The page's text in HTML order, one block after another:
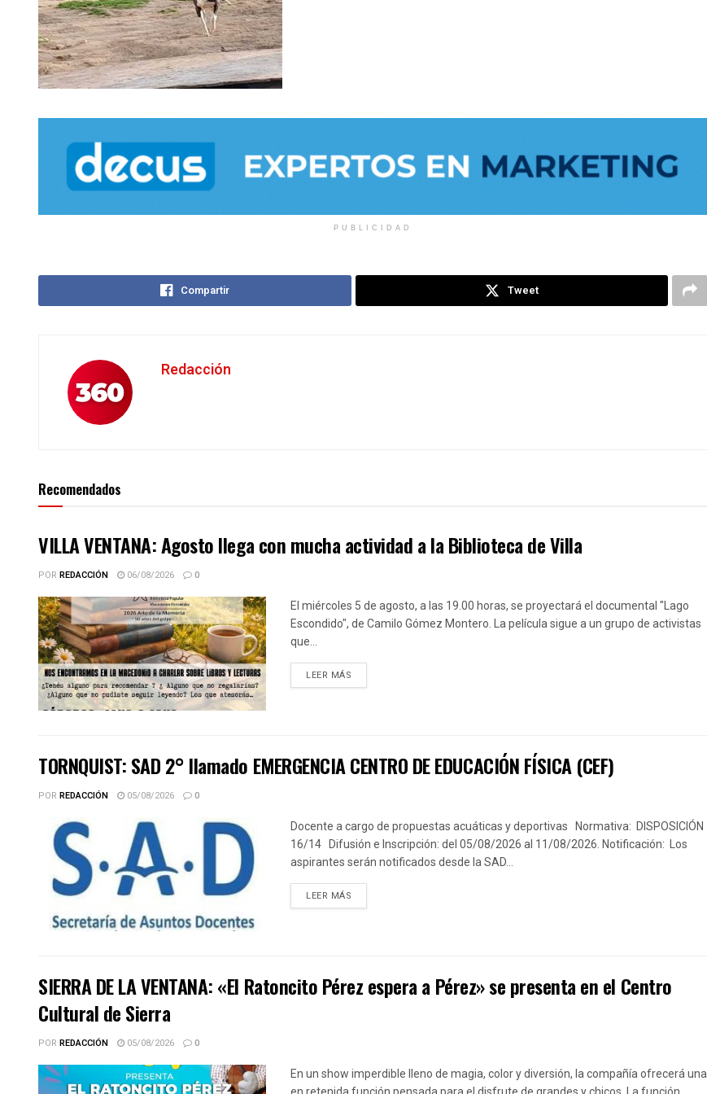
PUBLICIDAD
Compartir Tweet
Redacción
Recomendados
VILLA VENTANA: Agosto llega con mucha actividad a la Biblioteca de Villa
POR REDACCIÓN 06/08/2026 0
El miércoles 5 de agosto, a las 19.00 horas, se proyectará el documental "Lago
Escondido", de Camilo Gómez Montero. La película sigue a un grupo de activistas
que...
LEER MÁS
TORNQUIST: SAD 2° llamado EMERGENCIA CENTRO DE EDUCACIÓN FÍSICA (CEF)
POR REDACCIÓN 05/08/2026 0
Docente a cargo de propuestas acuáticas y deportivas Normativa: DISPOSICIÓN
16/14 Difusión e Inscripción: del 05/08/2026 al 11/08/2026. Notificación: Los
aspirantes serán notificados desde la SAD...
LEER MÁS
SIERRA DE LA VENTANA: «El Ratoncito Pérez espera a Pérez» se presenta en el Centro
Cultural de Sierra
POR REDACCIÓN 05/08/2026 0
En un show imperdible lleno de magia, color y diversión, la compañía ofrecerá una